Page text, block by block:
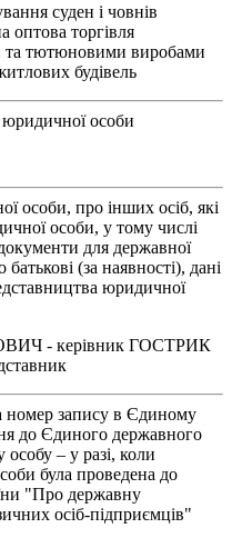
суден і човнів
оптова торгівля
та тютюновими виробами
будівель
юридичної особи
особи, про інших осіб, які
особи, у тому числі
для державної
(за наявності), дані
юридичної
- керівник ГОСТРИК
номер запису в Єдиному
до Єдиного державного
– у разі, коли
була проведена до
"Про державну
осіб-підприємців"